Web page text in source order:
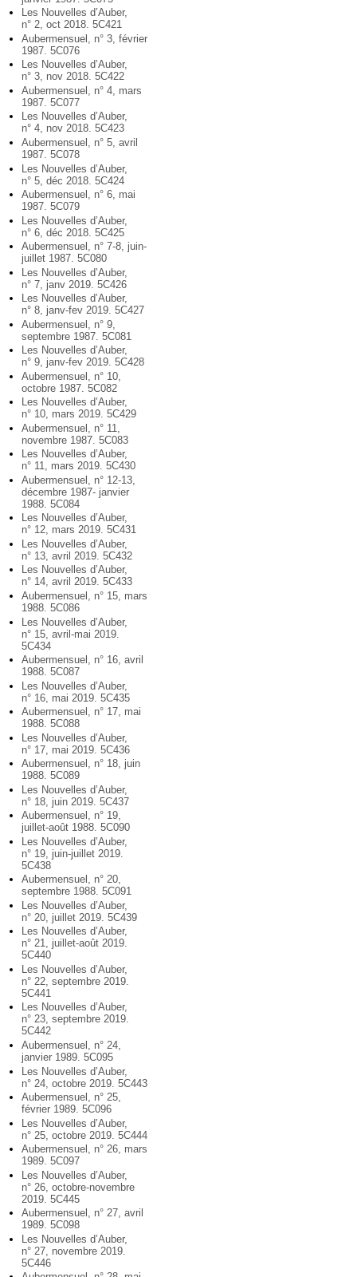
Les Nouvelles d’Auber,
n° 2, oct 2018. 5C421
Aubermensuel, n° 3, février
1987. 5C076
Les Nouvelles d’Auber,
n° 3, nov 2018. 5C422
Aubermensuel, n° 4, mars
1987. 5C077
Les Nouvelles d’Auber,
n° 4, nov 2018. 5C423
Aubermensuel, n° 5, avril
1987. 5C078
Les Nouvelles d’Auber,
n° 5, déc 2018. 5C424
Aubermensuel, n° 6, mai
1987. 5C079
Les Nouvelles d’Auber,
n° 6, déc 2018. 5C425
Aubermensuel, n° 7-8, juin-
juillet 1987. 5C080
Les Nouvelles d’Auber,
n° 7, janv 2019. 5C426
Les Nouvelles d’Auber,
n° 8, janv-fev 2019. 5C427
Aubermensuel, n° 9,
septembre 1987. 5C081
Les Nouvelles d’Auber,
n° 9, janv-fev 2019. 5C428
Aubermensuel, n° 10,
octobre 1987. 5C082
Les Nouvelles d’Auber,
n° 10, mars 2019. 5C429
Aubermensuel, n° 11,
novembre 1987. 5C083
Les Nouvelles d’Auber,
n° 11, mars 2019. 5C430
Aubermensuel, n° 12-13,
décembre 1987- janvier
1988. 5C084
Les Nouvelles d’Auber,
n° 12, mars 2019. 5C431
Les Nouvelles d’Auber,
n° 13, avril 2019. 5C432
Les Nouvelles d’Auber,
n° 14, avril 2019. 5C433
Aubermensuel, n° 15, mars
1988. 5C086
Les Nouvelles d’Auber,
n° 15, avril-mai 2019.
5C434
Aubermensuel, n° 16, avril
1988. 5C087
Les Nouvelles d’Auber,
n° 16, mai 2019. 5C435
Aubermensuel, n° 17, mai
1988. 5C088
Les Nouvelles d’Auber,
n° 17, mai 2019. 5C436
Aubermensuel, n° 18, juin
1988. 5C089
Les Nouvelles d’Auber,
n° 18, juin 2019. 5C437
Aubermensuel, n° 19,
juillet-août 1988. 5C090
Les Nouvelles d’Auber,
n° 19, juin-juillet 2019.
5C438
Aubermensuel, n° 20,
septembre 1988. 5C091
Les Nouvelles d’Auber,
n° 20, juillet 2019. 5C439
Les Nouvelles d’Auber,
n° 21, juillet-août 2019.
5C440
Les Nouvelles d’Auber,
n° 22, septembre 2019.
5C441
Les Nouvelles d’Auber,
n° 23, septembre 2019.
5C442
Aubermensuel, n° 24,
janvier 1989. 5C095
Les Nouvelles d’Auber,
n° 24, octobre 2019. 5C443
Aubermensuel, n° 25,
février 1989. 5C096
Les Nouvelles d’Auber,
n° 25, octobre 2019. 5C444
Aubermensuel, n° 26, mars
1989. 5C097
Les Nouvelles d’Auber,
n° 26, octobre-novembre
2019. 5C445
Aubermensuel, n° 27, avril
1989. 5C098
Les Nouvelles d’Auber,
n° 27, novembre 2019.
5C446